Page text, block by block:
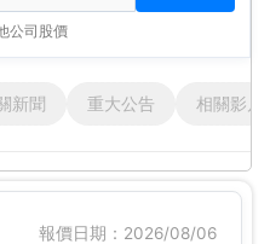
公司股價
新聞 重大公告 相關影片
報價日期：2026/08/06